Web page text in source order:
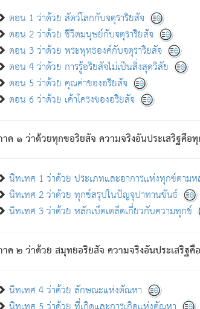
ตอน 1 ว่าด้วย สัตว์โลกกับจตุราริยสัจ
ตอน 2 ว่าด้วย ชีวิตมนุษย์กับจตุราริยสัจ
ตอน 3 ว่าด้วย พระพุทธองค์กับจตุราริยสัจ
ตอน 4 ว่าด้วย การรู้อริยสัจไม่เป็นสิ่งสุดวิสัย
ตอน 5 ว่าด้วย คุณค่าของอริยสัจ
ตอน 6 ว่าด้วย เค้าโครงของอริยสัจ
ค ๑ ว่าด้วยทุกขอริยสัจ ความจริงอันประเสริฐคือ
นิทเทศ 1 ว่าด้วย ประเภทและอาการแห่งทุกข์ตาม
นิทเทศ 2 ว่าด้วย ทุกข์สรุปในปัญจุปาทานขันธ์
นิทเทศ 3 ว่าด้วย หลักเบ็ดเตล็ดเกี่ยวกับความทุกข์
ค ๒ ว่าด้วย สมุทยอริยสัจ ความจริงอันประเสริฐคื
นิทเทศ 4 ว่าด้วย ลักษณะแห่งตัณหา
ความออกไปได้จากภพ ว่ามีได้เพราะวิภพ[2]
: เรา
ง.
ความเกิดขึ้นแห่งทุกข์จึงไม่มี.
หลายอันอวิชาหนาแน่นบังหนาแล้ว; และว่า สัตว์
อความมีแห่งประโยชน์โดยประการทั้งปวง; ภพทั้งหล
ชอบตามที่เป็นจริงอย่างนี้อยู่; เขาย่อมละภวตัณหา
แห่งภพทั้งหลาย) เพราะความสิ้นไปแห่งตัณหาโดย
ทแล้ว เพราะไม่มีความยึดมั่น
สงครามแล้ว ก้าวล่วงภพทั้งหลายทั้งปวงได้แล้ว เป็
งออก ที่โคนต้นโพธิ์เป็นที่ตรัสรู้ เมื่อตรัสรู้แล้วได้ 7 วัน)
ให้ถูกต้องมากที่สุด ผู้ศึกษาก็พึงตรวจสอบกับตัวเล่มหนังสือ